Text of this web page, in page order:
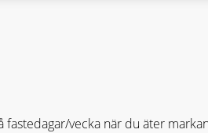
vecka när du äter